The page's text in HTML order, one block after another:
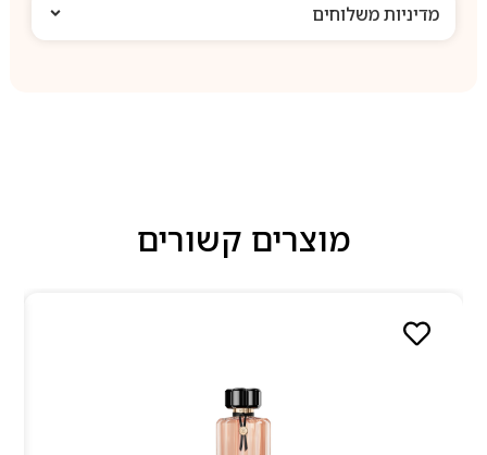
מדיניות משלוחים
מוצרים קשורים